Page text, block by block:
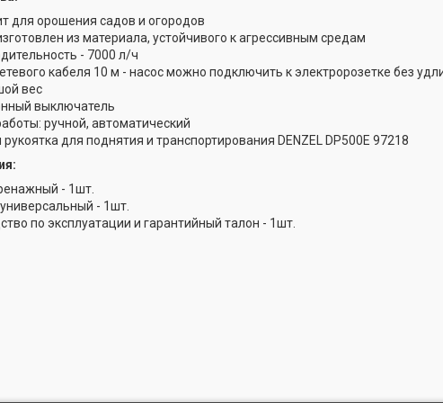
для орошения садов и огородов
из материала, устойчивого к агрессивным средам
- 7000 л/ч
кабеля 10 м - насос можно подключить к электророзетке без
вес
выключатель
ручной, автоматический
для поднятия и транспортирования DENZEL DP500E 97218
- 1шт.
- 1шт.
по эксплуатации и гарантийный талон - 1шт.